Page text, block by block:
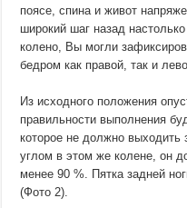
поясе, спина и живот
широкий шаг назад
колено, Вы могли
бедром как правой, так и
Из исходного положения
правильности выполнения
которое не должно выходить
углом в этом же колене, он
менее 90 %. Пятка задней
(Фото 2).